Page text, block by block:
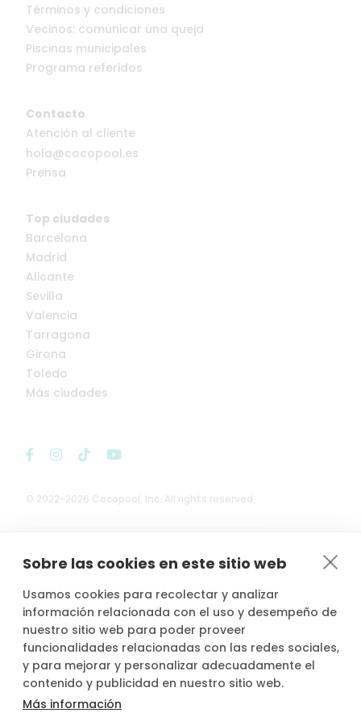
Sobre las cookies en este sitio web
Usamos cookies para recolectar y analizar
información relacionada con el uso y desempeño de
nuestro sitio web para poder proveer
funcionalidades relacionadas con las redes sociales,
y para mejorar y personalizar adecuadamente el
contenido y publicidad en nuestro sitio web.
Más información
© 2022-2026 Cocopool, Inc. All rights reserved.
Anfitriones asegurados*
Términos y condiciones
Vecinos: comunicar una queja
Piscinas municipales
Programa referidos
Contacto
Atención al cliente
hola@cocopool.es
Prensa
Top ciudades
Barcelona
Madrid
Alicante
Sevilla
Valencia
Tarragona
Girona
Toledo
Más ciudades
*Actividad, con seguro voluntario de responsabilidad civil del
GENERALES, S.A. de Seguros y Reaseguros, siempre que conste
notificada la reserva con mínimo 2 horas de antelación.